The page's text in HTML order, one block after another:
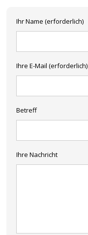
Ihr Name (erforderlich)
Ihre E-Mail (erforderlich)
Betreff
Ihre Nachricht